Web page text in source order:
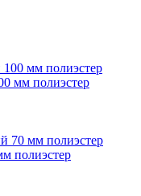
мм полиэстер
полиэстер